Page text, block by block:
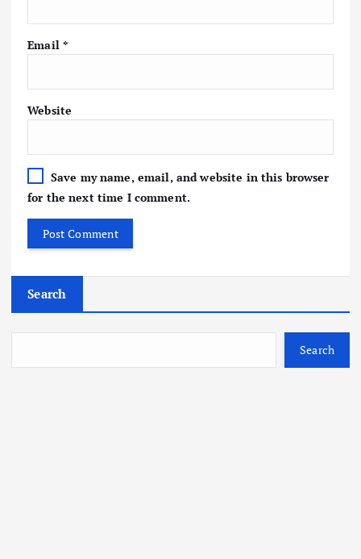
Email *
Website
Save my name, email, and website in this browser
for the next time I comment.
Search
Search